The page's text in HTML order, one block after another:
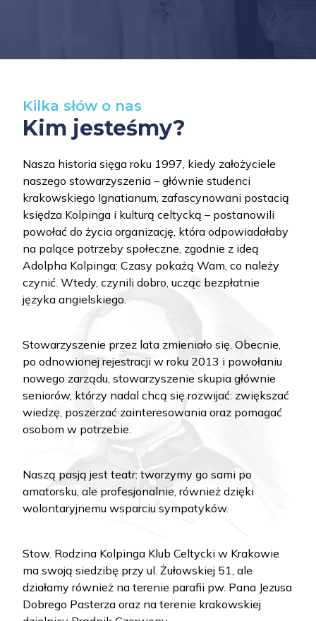
Kilka słów o nas
Kim jesteśmy?
Nasza historia sięga roku 1997, kiedy założyciele
naszego stowarzyszenia – głównie studenci
krakowskiego Ignatianum, zafascynowani postacią
księdza Kolpinga i kulturą celtycką – postanowili
powołać do życia organizację, która odpowiadałaby
na palące potrzeby społeczne, zgodnie z ideą
Adolpha Kolpinga: Czasy pokażą Wam, co należy
czynić. Wtedy, czynili dobro, ucząc bezpłatnie
języka angielskiego.
Stowarzyszenie przez lata zmieniało się. Obecnie,
po odnowionej rejestracji w roku 2013 i powołaniu
nowego zarządu, stowarzyszenie skupia głównie
seniorów, którzy nadal chcą się rozwijać: zwiększać
wiedzę, poszerzać zainteresowania oraz pomagać
osobom w potrzebie.
Naszą pasją jest teatr: tworzymy go sami po
amatorsku, ale profesjonalnie, również dzięki
wolontaryjnemu wsparciu sympatyków.
Stow. Rodzina Kolpinga Klub Celtycki w Krakowie
ma swoją siedzibę przy ul. Żułowskiej 51, ale
działamy również na terenie parafii pw. Pana Jezusa
Dobrego Pasterza oraz na terenie krakowskiej